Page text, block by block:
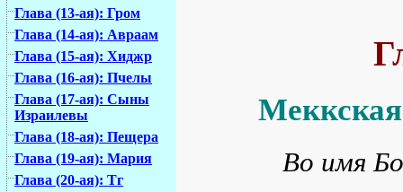
Глава (13-ая): Гром
Глава (14-ая): Авраам
Глава (15-ая): Хиджр
Глава (16-ая): Пчелы
Глава (17-ая): Сыны
Израилевы
Глава (18-ая): Пещера
Глава (19-ая): Мария
Глава (20-ая): Тг
Во имя